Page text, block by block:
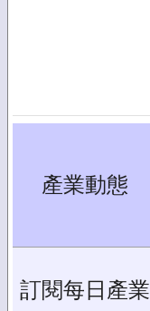
產業動態
訂閱每日產業